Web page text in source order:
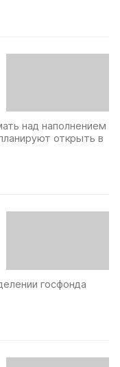
над наполнением
открыть в
госфонда